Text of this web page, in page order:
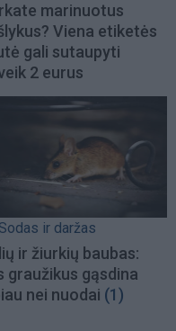
marinuotus
Viena etiketės
gali sutaupyti
2 eurus
Sodas ir daržas
ir žiurkių baubas:
graužikus gąsdina
nei nuodai (1)